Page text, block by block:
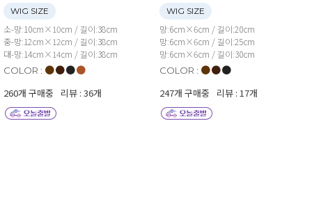
WIG SIZE
소-망:10cm×10cm / 길이:38cm
중-망:12cm×12cm / 길이:38cm
대-망:14cm×14cm / 길이:38cm
COLOR : ● ● ● ●
260개 구매중 리뷰 : 36개
WIG SIZE
망:6cm×6cm / 길이:20cm
망:6cm×6cm / 길이:25cm
망:6cm×6cm / 길이:30cm
COLOR : ● ● ●
247개 구매중 리뷰 : 17개